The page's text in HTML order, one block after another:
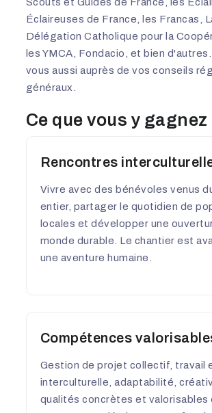
Éclaireuses de France, les Francas,
Délégation Catholique pour la
les YMCA, Fondacio, et bien
vous aussi auprès de vos conseils
généraux.
Ce que vous y gagnez
Rencontres
Vivre avec des bénévoles venus
entier, partager le quotidien de
locales et développer une
monde durable. Le chantier est
une aventure humaine.
Compétences
Gestion de projet collectif, travail
interculturelle, adaptabilité,
qualités concrètes et valorisables